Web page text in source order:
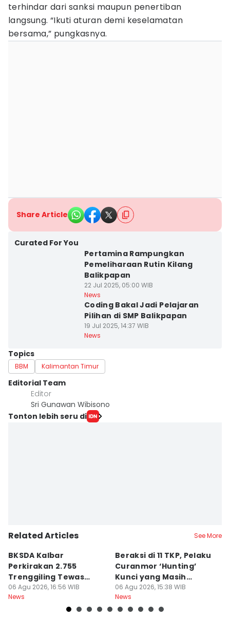
terhindar dari sanksi maupun penertiban
langsung. “Ikuti aturan demi keselamatan
bersama,” pungkasnya.
Share Article
Curated For You
Pertamina Rampungkan
Pemeliharaan Rutin Kilang
Balikpapan
22 Jul 2025, 05:00 WIB
News
Coding Bakal Jadi Pelajaran
Pilihan di SMP Balikpapan
19 Jul 2025, 14:37 WIB
News
Topics
BBM Kalimantan Timur
Editorial Team
Editor
Sri Gunawan Wibisono
Tonton lebih seru di
Related Articles See More
BKSDA Kalbar
Perkirakan 2.755
Trenggiling Tewas
untuk Dapat 551 Kg Sisik
06 Agu 2026, 16:56 WIB
News
Beraksi di 11 TKP, Pelaku
Curanmor ‘Hunting’
Kunci yang Masih
Menempel
06 Agu 2026, 15:38 WIB
News